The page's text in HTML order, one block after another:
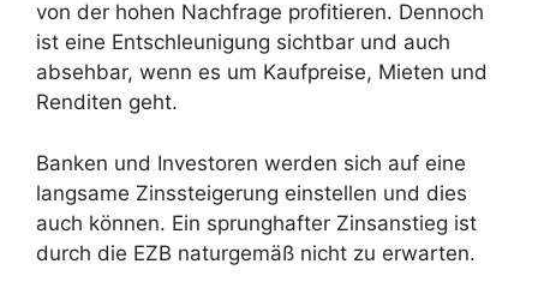
von der hohen Nachfrage profitieren. Dennoch
ist eine Entschleunigung sichtbar und auch
absehbar, wenn es um Kaufpreise, Mieten und
Renditen geht.
Banken und Investoren werden sich auf eine
langsame Zinssteigerung einstellen und dies
auch können. Ein sprunghafter Zinsanstieg ist
durch die EZB naturgemäß nicht zu erwarten.